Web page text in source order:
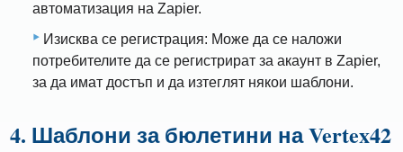
автоматизация на Zapier.
Изисква се регистрация: Може да се наложи
потребителите да се регистрират за акаунт в Zapier,
за да имат достъп и да изтеглят някои шаблони.
4. Шаблони за бюлетини на Vertex42